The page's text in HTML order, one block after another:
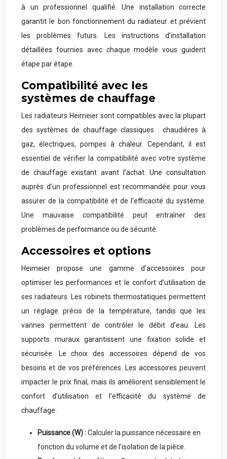
à un professionnel qualifié. Une installation correcte
garantit le bon fonctionnement du radiateur et prévient
les problèmes futurs. Les instructions d’installation
détaillées fournies avec chaque modèle vous guident
étape par étape.
Compatibilité avec les
systèmes de chauffage
Les radiateurs Heimeier sont compatibles avec la plupart
des systèmes de chauffage classiques : chaudières à
gaz, électriques, pompes à chaleur. Cependant, il est
essentiel de vérifier la compatibilité avec votre système
de chauffage existant avant l’achat. Une consultation
auprès d’un professionnel est recommandée pour vous
assurer de la compatibilité et de l’efficacité du système.
Une mauvaise compatibilité peut entraîner des
problèmes de performance ou de sécurité.
Accessoires et options
Heimeier propose une gamme d’accessoires pour
optimiser les performances et le confort d’utilisation de
ses radiateurs. Les robinets thermostatiques permettent
un réglage précis de la température, tandis que les
vannes permettent de contrôler le débit d’eau. Les
supports muraux garantissent une fixation solide et
sécurisée. Le choix des accessoires dépend de vos
besoins et de vos préférences. Les accessoires peuvent
impacter le prix final, mais ils améliorent sensiblement le
confort d’utilisation et l’efficacité du système de
chauffage.
Puissance (W) :Calculer la puissance nécessaire en
fonction du volume et de l’isolation de la pièce.